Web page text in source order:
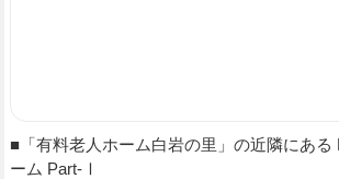
■「有料老人ホーム白岩の里」の近隣にある
ーム Part-Ⅰ